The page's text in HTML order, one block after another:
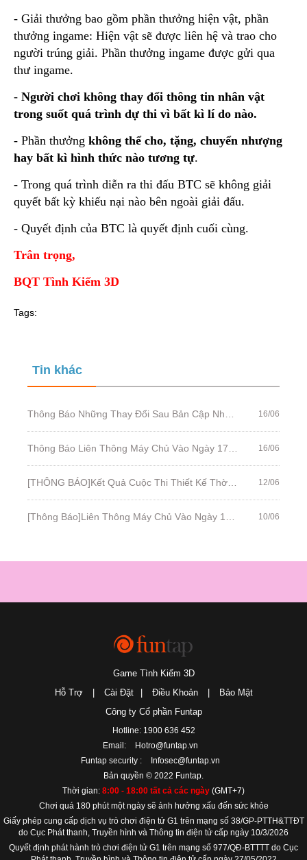
- Giải thưởng bao gồm phần thưởng hiện vật, phần
thưởng ingame: Hiện vật sẽ được liên hệ và trao cho
người trúng giải. Phần thưởng ingame được gửi qua
thư ingame.
- Người chơi không thay đổi thông tin nhân vật
trong suốt quá trình dự thi vì bất kì lí do nào.
- Phần thưởng không thể cho, tặng, chuyển nhượng
hay bất kì hình thức nào tương tự.
- Trong quá trình diễn ra thi đấu BTC sẽ không giải
quyết bất kỳ khiếu nại nào bên ngoài giải đấu.
- Quyết định của BTC là quyết định cuối cùng.
Trân trọng,
BQT Tình Kiếm 3D
Tags:
Tin khác
16/06
16/06
12/06
10/06
Game Tình Kiếm 3D
Hỗ Trợ
Cài Đặt Điều Khoản
Bảo Mật
Công ty Cổ phần Funtap
Hotline: 1900 636 452
Email:
Hotro@funtap.vn
Funtap security :
Infosec@funtap.vn
Bản quyền © 2022 Funtap.
Thời gian: 8:00 - 18:00 tất cả các ngày (GMT+7)
Chơi quá 180 phút một ngày sẽ ảnh hưởng xấu đến sức khỏe
Giấy phép cung cấp dịch vụ trò chơi điện tử G1 trên mạng số 38/GP-PTTH&TTĐT
do Cục Phát thanh, Truyền hình và Thông tin điện tử cấp ngày 10/3/2026
Quyết định phát hành trò chơi điện tử G1 trên mạng số 977/QĐ-BTTTT do Cục